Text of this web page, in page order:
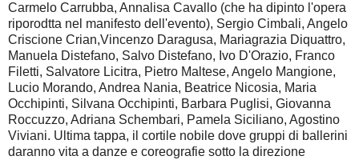
Carmelo Carrubba, Annalisa Cavallo (che ha dipinto l'opera
riporodtta nel manifesto dell'evento), Sergio Cimbali, Angelo
Criscione Crian,Vincenzo Daragusa, Mariagrazia Diquattro,
Manuela Distefano, Salvo Distefano, Ivo D'Orazio, Franco
Filetti, Salvatore Licitra, Pietro Maltese, Angelo Mangione,
Lucio Morando, Andrea Nania, Beatrice Nicosia, Maria
Occhipinti, Silvana Occhipinti, Barbara Puglisi, Giovanna
Roccuzzo, Adriana Schembari, Pamela Siciliano, Agostino
Viviani. Ultima tappa, il cortile nobile dove gruppi di ballerini
daranno vita a danze e coreografie sotto la direzione